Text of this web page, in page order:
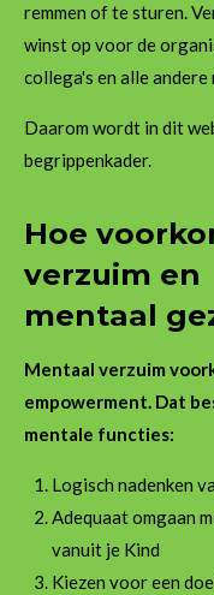
remmen of te sturen.
winst op voor de
collega's en alle andere
Daarom wordt in dit
begrippenkader.
Hoe
verzuim
mentaal
Mentaal verzuim
empowerment. Dat
mentale functies:
Logisch nadenken
Adequaat omgaan
vanuit je Kind
Kiezen voor een